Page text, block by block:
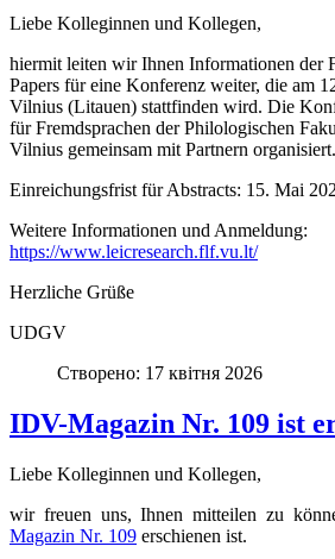
Liebe Kolleginnen und Kollegen,
hiermit leiten wir Ihnen Informationen der
Papers für eine Konferenz weiter, die am
Vilnius (Litauen) stattfinden wird. Die
für Fremdsprachen der Philologischen
Vilnius gemeinsam mit Partnern organisiert.
Einreichungsfrist für Abstracts: 15. Mai
Weitere Informationen und Anmeldung:
https://www.leicresearch.flf.vu.lt/
Herzliche Grüße
UDGV
Створено: 17 квітня 2026
IDV-Magazin Nr. 109 ist
Liebe Kolleginnen und Kollegen,
wir freuen uns, Ihnen mitteilen zu
Magazin Nr. 109 erschienen ist.